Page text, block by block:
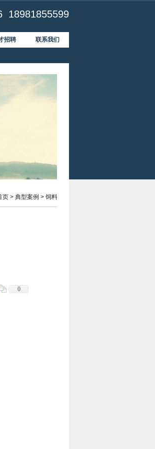
18981855599
招聘 联系我们
页 > 典型案例 > 饲料
0